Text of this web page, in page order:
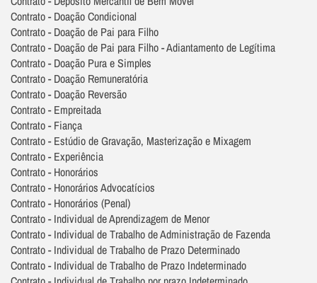
Contrato - Doação Condicional
Contrato - Doação de Pai para Filho
Contrato - Doação de Pai para Filho - Adiantamento de Legítima
Contrato - Doação Pura e Simples
Contrato - Doação Remuneratória
Contrato - Doação Reversão
Contrato - Empreitada
Contrato - Fiança
Contrato - Estúdio de Gravação, Masterização e Mixagem
Contrato - Experiência
Contrato - Honorários
Contrato - Honorários Advocatícios
Contrato - Honorários (Penal)
Contrato - Individual de Aprendizagem de Menor
Contrato - Individual de Trabalho de Administração de Fazenda
Contrato - Individual de Trabalho de Prazo Determinado
Contrato - Individual de Trabalho de Prazo Indeterminado